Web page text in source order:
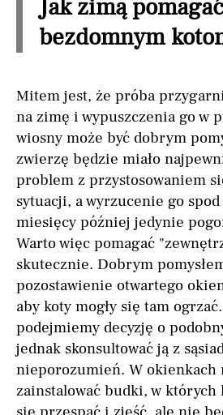
Jak zimą pomagać
bezdomnym
Mitem jest, że próba
na zimę i wypuszczenia go w
wiosny może być dobrym
zwierzę będzie miało
problem z przystosowaniem
sytuacji, a wyrzucenie go
miesięcy później jedynie
Warto więc pomagać
skutecznie. Dobrym
pozostawienie otwartego
aby koty mogły się tam
podejmiemy decyzję o
jednak skonsultować ją z
nieporozumień. W okienkach
zainstalować budki, w których